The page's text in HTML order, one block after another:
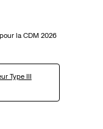
la CDM 2026
Type III